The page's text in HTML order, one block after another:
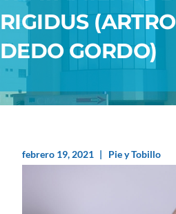
RIGIDUS
DEDO GORDO)
febrero 19, 2021 Pie y Tobillo